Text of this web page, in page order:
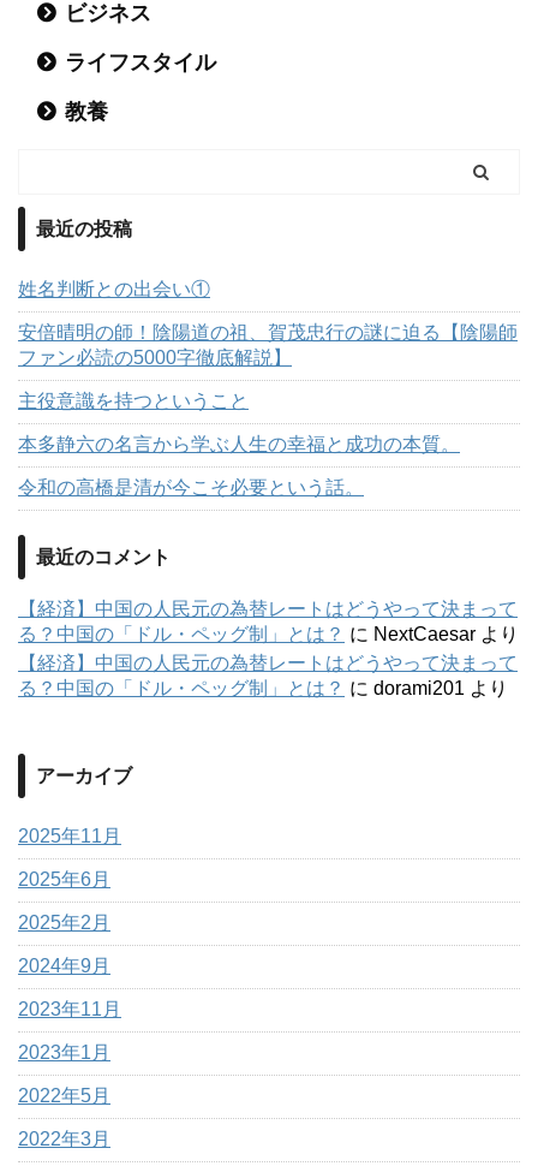
ビジネス
ライフスタイル
教養
最近の投稿
姓名判断との出会い①
安倍晴明の師！陰陽道の祖、賀茂忠行の謎に迫る【陰陽師
ファン必読の5000字徹底解説】
主役意識を持つということ
本多静六の名言から学ぶ人生の幸福と成功の本質。
令和の高橋是清が今こそ必要という話。
最近のコメント
【経済】中国の人民元の為替レートはどうやって決まって
る？中国の「ドル・ペッグ制」とは？ に NextCaesar より
【経済】中国の人民元の為替レートはどうやって決まって
る？中国の「ドル・ペッグ制」とは？ に dorami201 より
アーカイブ
2025年11月
2025年6月
2025年2月
2024年9月
2023年11月
2023年1月
2022年5月
2022年3月